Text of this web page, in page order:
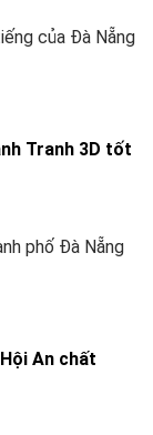
của Đà Nẵng
Tranh 3D tốt
phố Đà Nẵng
An chất